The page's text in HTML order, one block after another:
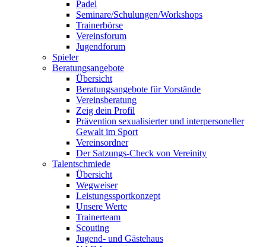
Padel
Seminare/Schulungen/Workshops
Trainerbörse
Vereinsforum
Jugendforum
Spieler
Beratungsangebote
Übersicht
Beratungsangebote für Vorstände
Vereinsberatung
Zeig dein Profil
Prävention sexualisierter und interpersoneller
Gewalt im Sport
Vereinsordner
Der Satzungs-Check von Vereinity
Talentschmiede
Übersicht
Wegweiser
Leistungssportkonzept
Unsere Werte
Trainerteam
Scouting
Jugend- und Gästehaus